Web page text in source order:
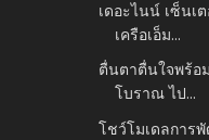
เดอะไนน์ เซ็นเ
เครือเอ็ม...
ตื่นตาตื่นใจพร้อ
โบราณ ไป...
โชว์โมเดลการ